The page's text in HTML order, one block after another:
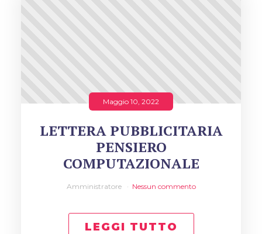
Maggio 10, 2022
LETTERA PUBBLICITARIA
PENSIERO
COMPUTAZIONALE
Amministratore Nessun commento
LEGGI TUTTO